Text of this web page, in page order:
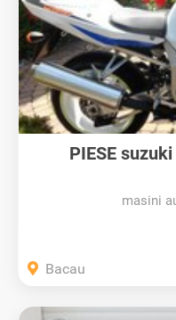
PIESE
masini
Bacau